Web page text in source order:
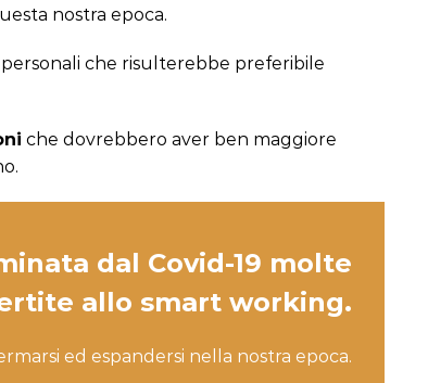
nostra epoca.
che risulterebbe preferibile
che dovrebbero aver ben maggiore
dal Covid-19 molte
allo smart working.
ed espandersi nella nostra epoca.